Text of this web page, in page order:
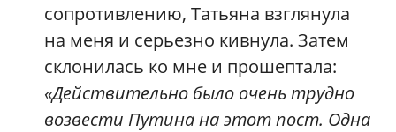
сопротивлению, Татьяна взглянула
на меня и серьезно кивнула. Затем
склонилась ко мне и прошептала:
«Действительно было очень трудно
возвести Путина на этот пост. Одна